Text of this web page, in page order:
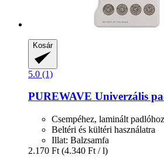
Kosár
5.0 (1)
PUREWAVE Univerzális
Csempéhez, laminált
Beltéri és kültéri használatra
Illat: Balzsamfa
2.170 Ft (4.340 Ft / l)